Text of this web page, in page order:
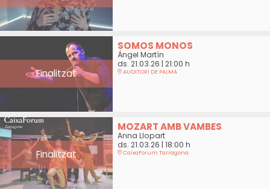
Finalitzat
SOMOS MONOS
Ángel Martín
ds. 21.03.26 | 21:00 h
AUDITORI DE PALMA
Finalitzat
MOZART AMB VAMBES
Anna Llopart
ds. 21.03.26 | 18:00 h
CaixaForum Tarragona